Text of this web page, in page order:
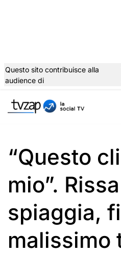
al
Questo sito contribuisce alla
audience di
“Questo
mio”.
spiaggia,
malissimo